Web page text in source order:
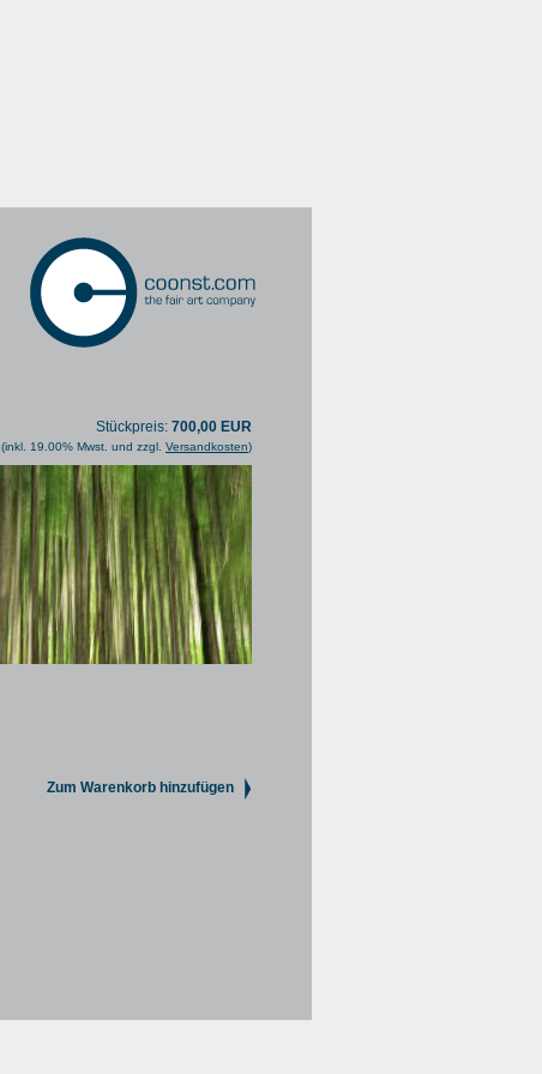
Stückpreis: 700,00 EUR
(inkl. 19.00% Mwst. und zzgl. Versandkosten)